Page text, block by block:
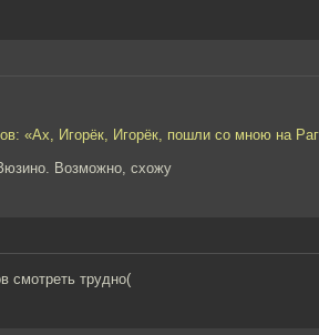
«Ах, Игорёк, Игорёк, пошли со мною на
Возможно, схожу
смотреть трудно(